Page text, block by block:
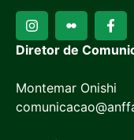
Diretor de
Montemar Onishi